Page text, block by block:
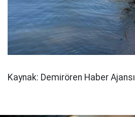
Kaynak: Demirören Haber Ajansı